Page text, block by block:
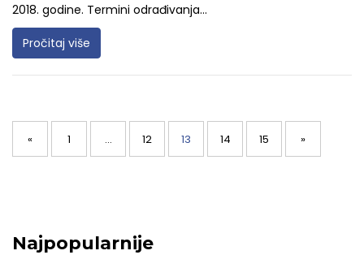
2018. godine. Termini odrađivanja...
Pročitaj više
Posts
navigation
« Page
1 … Page
12 Page
13 Page
14 Page
15 »
Najpopularnije